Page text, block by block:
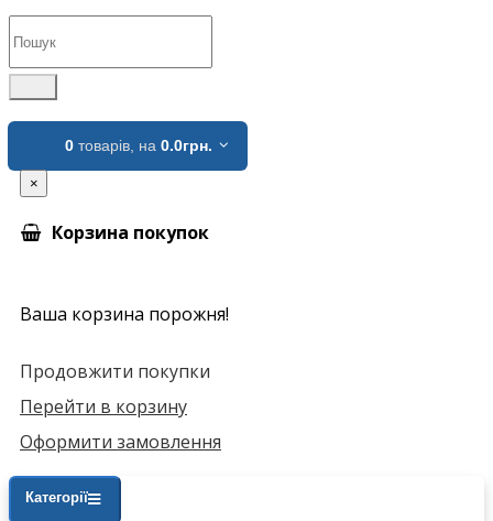
0 товарів, на 0.0грн.
×
Корзина покупок
Ваша корзина порожня!
Продовжити покупки
Перейти в корзину
Оформити замовлення
Категорії